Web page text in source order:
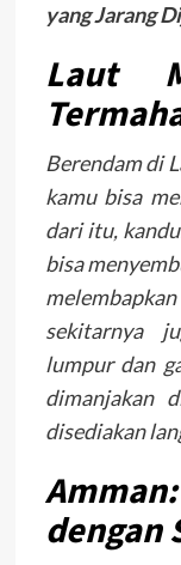
yang Jarang
Laut
Berendam di
kamu bisa
dari itu,
bisa
sekitarnya
lumpur dan
dimanjakan
disediakan
dengan